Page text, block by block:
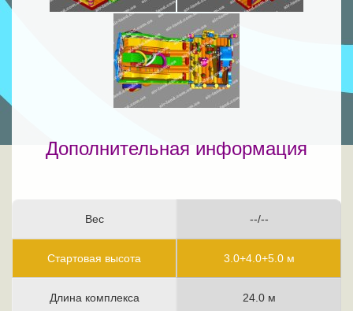
Дополнительная информация
Вес
Стартовая высота
Длина комплекса
--/--
3.0+4.0+5.0 м
24.0 м